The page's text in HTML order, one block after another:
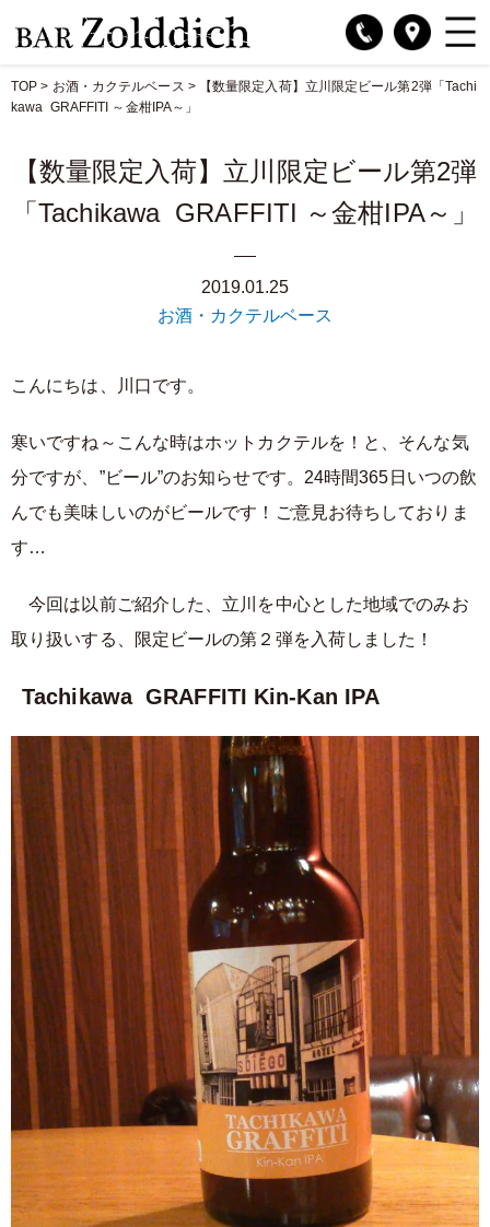
TOP > お酒・カクテルベース >
【数量限定入荷】立川限定ビール第2弾「Tachi
kawa GRAFFITI ～金柑IPA～」
【数量限定入荷】立川限定ビール第2弾
「Tachikawa GRAFFITI ～金柑IPA～」
2019.01.25
お酒・カクテルベース
こんにちは、川口です。
寒いですね～こんな時はホットカクテルを！と、そんな気
分ですが、”ビール”のお知らせです。24時間365日いつの飲
んでも美味しいのがビールです！ご意見お待ちしておりま
す…
今回は以前ご紹介した、立川を中心とした地域でのみお
取り扱いする、限定ビールの第２弾を入荷しました！
Tachikawa GRAFFITI Kin-Kan IPA